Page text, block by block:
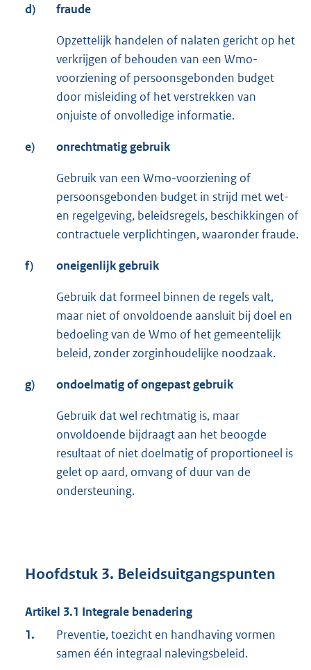
d) fraude
Opzettelijk handelen of nalaten gericht op het
verkrijgen of behouden van een Wmo-
voorziening of persoonsgebonden budget
door misleiding of het verstrekken van
onjuiste of onvolledige informatie.
e) onrechtmatig gebruik
Gebruik van een Wmo-voorziening of
persoonsgebonden budget in strijd met wet-
en regelgeving, beleidsregels, beschikkingen of
contractuele verplichtingen, waaronder fraude.
f) oneigenlijk gebruik
Gebruik dat formeel binnen de regels valt,
maar niet of onvoldoende aansluit bij doel en
bedoeling van de Wmo of het gemeentelijk
beleid, zonder zorginhoudelijke noodzaak.
g) ondoelmatig of ongepast gebruik
Gebruik dat wel rechtmatig is, maar
onvoldoende bijdraagt aan het beoogde
resultaat of niet doelmatig of proportioneel is
gelet op aard, omvang of duur van de
ondersteuning.
Hoofdstuk 3. Beleidsuitgangspunten
Artikel 3.1 Integrale benadering
1.
Preventie, toezicht en handhaving vormen
samen één integraal nalevingsbeleid.